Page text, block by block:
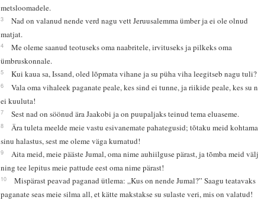
metsloomadele.
3
Nad on valanud nende verd nagu vett Jeruusalemma ümber ja ei ole olnud
matjat.
4
Me oleme saanud teotuseks oma naabritele, irvituseks ja pilkeks oma
ümbruskonnale.
5 Kui kaua sa, Issand, oled lõpmata vihane ja su püha viha leegitseb nagu tuli?
6
Vala oma vihaleek paganate peale, kes sind ei tunne, ja riikide peale, kes su
ei kuuluta!
7 Sest nad on söönud ära Jaakobi ja on puupaljaks teinud tema eluaseme.
8
Ära tuleta meelde meie vastu esivanemate pahategusid; tõtaku meid kohtama
sinu halastus, sest me oleme väga kurnatud!
9
Aita meid, meie pääste Jumal, oma nime auhiilguse pärast, ja tõmba meid
ning tee lepitus meie pattude eest oma nime pärast!
10
Mispärast peavad paganad ütlema: „Kus on nende Jumal?” Saagu teatavaks
paganate seas meie silma all, et kätte makstakse su sulaste veri, mis on valatud!